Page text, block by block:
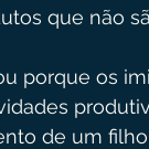
que não
porque os
de um